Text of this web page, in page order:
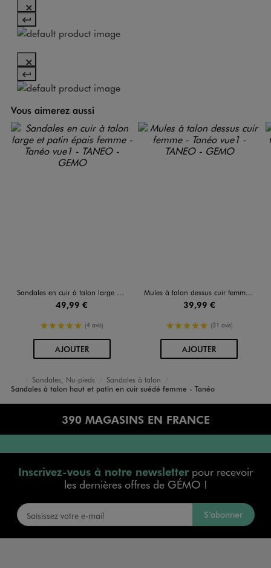
Vous aimerez aussi
Sandales en cuir à talon large et patin épais femme - Tanéo
49,99 €
5/5 de moyenne
(4 avis)
AJOUTERAU PANIER
Mules à talon dessus cuir femme - Tanéo
39,99 €
5/5 de moyenne
(31 avis)
AJOUTERAU PANIER
Accueil
Femme
Chaussures
Sandales, Nu-pieds
Sandales à talon
Sandales à talon haut et patin en cuir suédé femme - Tanéo
390 MAGASINS EN FRANCE
Inscrivez-vous à notre newsletterpour recevoir
les dernières offres de GÉMO !
S’abonner